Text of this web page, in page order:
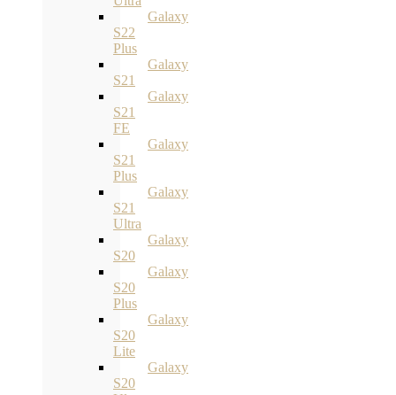
Galaxy
S22
Plus
Galaxy
S21
Galaxy
S21
FE
Galaxy
S21
Plus
Galaxy
S21
Ultra
Galaxy
S20
Galaxy
S20
Plus
Galaxy
S20
Lite
Galaxy
S20